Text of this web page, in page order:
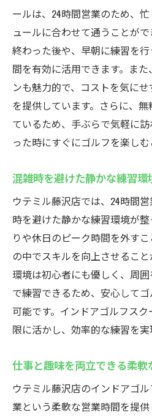
ールは、24時間営業のため、
ュールに合わせて通うことが
終わった後や、早朝に練習を
間を有効に活用できます。ま
ンも魅力的で、コストを気に
を提供しています。さらに、
ているため、手ぶらで気軽に
った時にすぐにゴルフを楽しむ
混雑時を避けた静かな練習環
ウテミル藤沢店では、24時間
時を避けた静かな練習環境が
りや休日のピーク時間を外す
の中でスキルを向上させるこ
環境は初心者にも優しく、周
で練習できるため、安心して
可能です。インドアゴルフス
限に活かし、効率的な練習を実
仕事と趣味を両立できる柔軟
ウテミル藤沢店のインドアゴ
業という柔軟な営業時間を提